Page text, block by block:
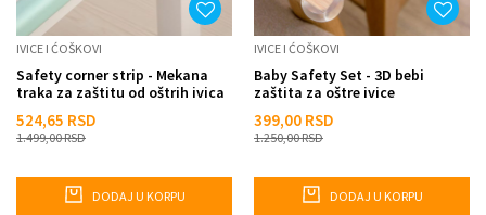
IVICE I ĆOŠKOVI
Safety corner strip - Mekana
traka za zaštitu od oštrih ivica
524,65 RSD
1.499,00RSD
DODAJ U KORPU
IVICE I ĆOŠKOVI
Baby Safety Set - 3D bebi
zaštita za oštre ivice
399,00 RSD
1.250,00RSD
DODAJ U KORPU